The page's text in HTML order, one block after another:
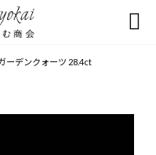

ーデンクォーツ 28.4ct